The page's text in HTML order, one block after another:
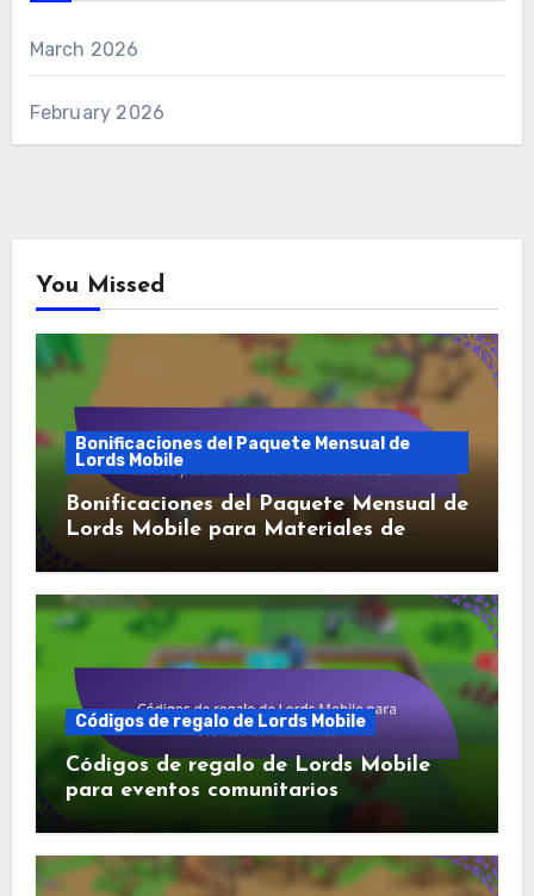
March 2026
February 2026
You Missed
Bonificaciones del Paquete Mensual de
Lords Mobile
Bonificaciones del Paquete Mensual de
Lords Mobile para Materiales de
Construcción
Códigos de regalo de Lords Mobile
Códigos de regalo de Lords Mobile
para eventos comunitarios